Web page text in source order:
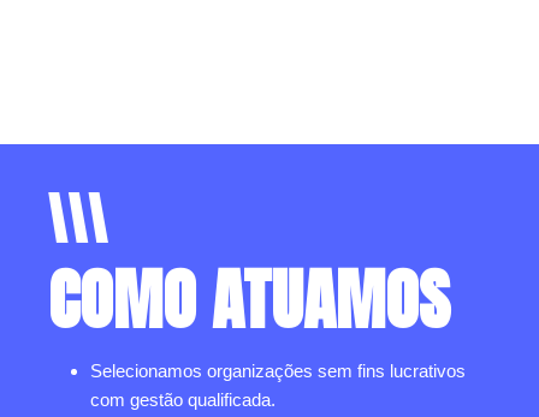
COMO ATUAMOS
Selecionamos organizações sem fins lucrativos
com gestão qualificada.